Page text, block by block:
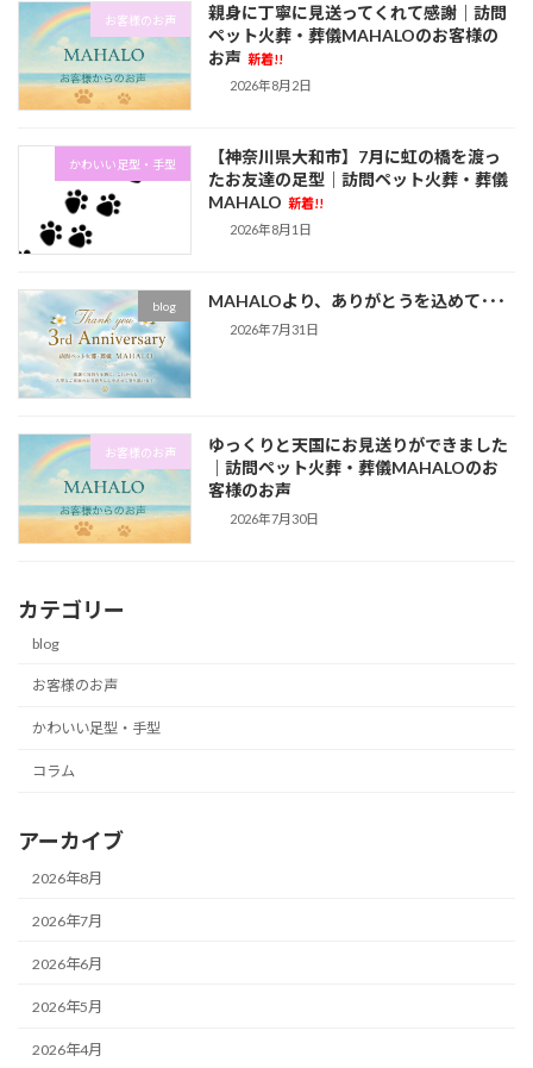
お客様のお声
親身に丁寧に見送ってくれて感謝｜訪問
ペット火葬・葬儀MAHALOのお客様の
お声 新着!!
2026年8月2日
かわいい足型・手型
【神奈川県大和市】7月に虹の橋を渡っ
たお友達の足型｜訪問ペット火葬・葬儀
MAHALO 新着!!
2026年8月1日
blog MAHALOより、ありがとうを込めて･･･
2026年7月31日
お客様のお声
ゆっくりと天国にお見送りができました
｜訪問ペット火葬・葬儀MAHALOのお
客様のお声
2026年7月30日
カテゴリー
blog
お客様のお声
かわいい足型・手型
コラム
アーカイブ
2026年8月
2026年7月
2026年6月
2026年5月
2026年4月